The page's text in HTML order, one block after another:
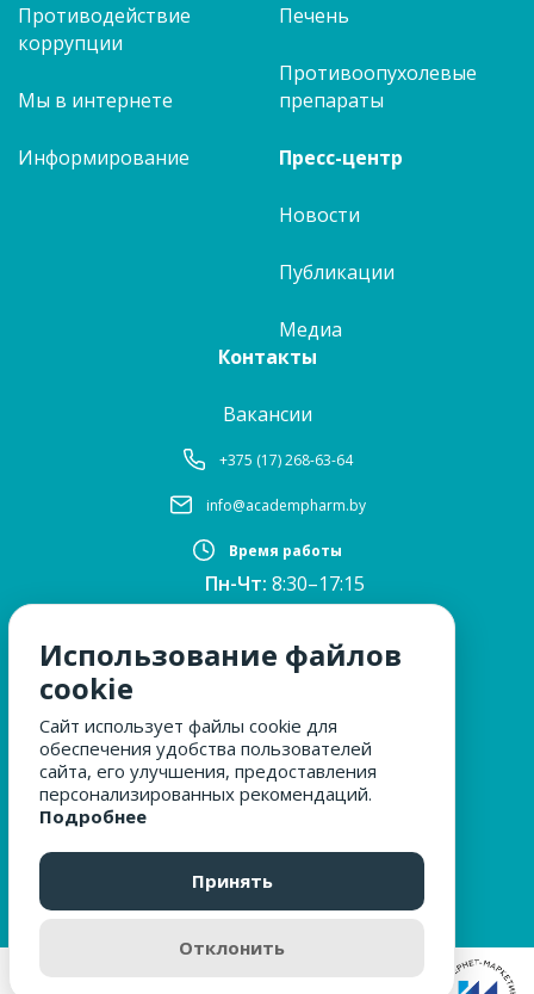
Противодействие
коррупции
Мы в интернете
Информирование
Печень
Противоопухолевые
препараты
Пресс-центр
Новости
Публикации
Медиа
Контакты
Вакансии
+375 (17) 268-63-64
info@academpharm.by
Время работы
Пн-Чт: 8:30–17:15
ПТ:8:30–16:00
12:30–13:00
Сб, Вс:выходные
МЫ ЗА БЕЗОПАСНОСТЬ
ОБРАЩЕНИЯ ГРАЖДАН
Использование файлов
cookie
Сайт использует файлы cookie для
обеспечения удобства пользователей
сайта, его улучшения, предоставления
персонализированных рекомендаций.
Подробнее
Принять
Отклонить